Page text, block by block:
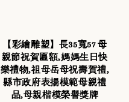
【彩繪雕塑】長35寬57 母
親節祝賀匾額,媽媽生日快
樂禮物,祖母岳母祝壽賀禮,
縣市政府表揚模範母親禮
品,母親楷模榮譽獎牌